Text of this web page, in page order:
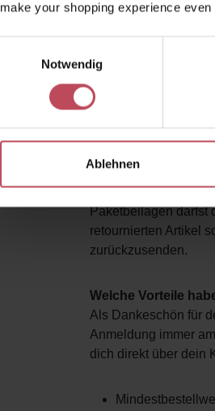
make your shopping experience even
Notwendig
Ablehnen
Du hast nach Erhalt
dieses
Bitte beachten Sie:
unbeschädigt und
einzubehalten. Die
Muss ich bei einer
Paketbeilagen darfst
retournierten Artikel
zurückzusenden.
Welche Vorteile
Als Dankeschön für
Anmeldung immer
dich direkt über dein